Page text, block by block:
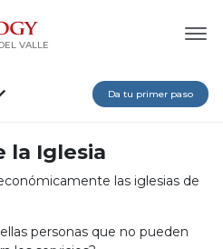
VALLE
Da tu primer paso
la Iglesia
las iglesias de
personas que no pueden